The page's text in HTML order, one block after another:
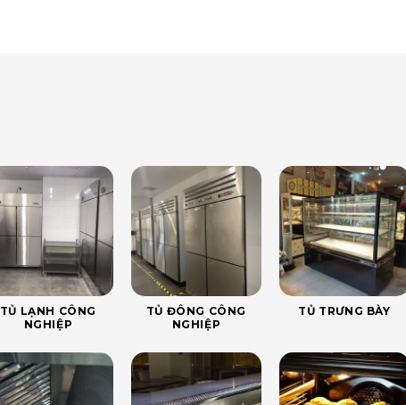
TỦ LẠNH CÔNG
NGHIỆP
TỦ ĐÔNG CÔNG
NGHIỆP
TỦ TRƯNG BÀY